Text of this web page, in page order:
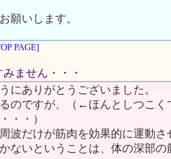
願いします。
PAGE]
ません・・・
にありがとうございました。
のですが、（←ほんとしつこ
・・）
波だけが筋肉を効果的に運動
ないということは、体の深部